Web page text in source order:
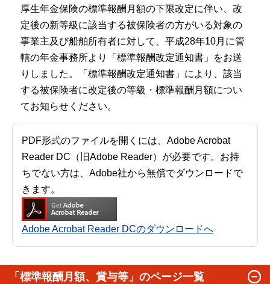
厚生年金保険の標準報酬月額の下限改定に伴い、改
定後の新等級に該当する被保険者の方がいる対象の
事業主及び船舶所有者に対して、平成28年10月に管
轄の年金事務所より「標準報酬改定通知書」をお送
りしました。「標準報酬改定通知書」により、該当
する被保険者に改定後の等級・標準報酬月額につい
てお知らせください。
PDF形式のファイルを開くには、Adobe Acrobat
Reader DC（旧Adobe Reader）が必要です。お持
ちでない方は、Adobe社から無償でダウンロードで
きます。
Adobe Acrobat Reader DCのダウンロードへ
「標準報酬月額、賞与等」のページ一覧